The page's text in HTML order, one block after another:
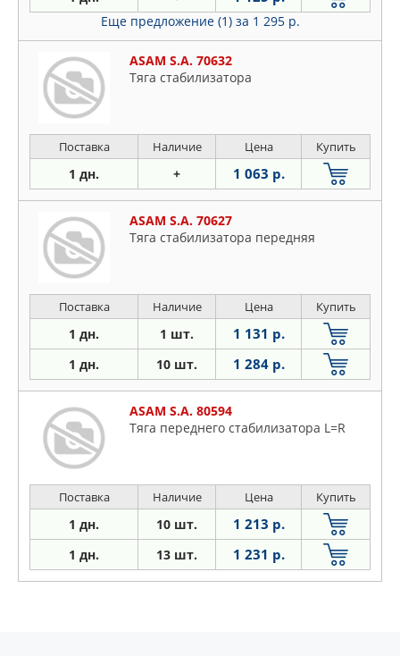
Еще предложение (1) за 1 295 р.
ASAM S.A. 70632
Тяга стабилизатора
Поставка Наличие Цена Купить
1 дн. + 1 063 р.
ASAM S.A. 70627
Тяга стабилизатора передняя
Поставка Наличие Цена Купить
1 дн. 1 шт. 1 131 р.
1 дн. 10 шт. 1 284 р.
ASAM S.A. 80594
Тяга переднего стабилизатора L=R
Поставка Наличие Цена Купить
1 дн. 10 шт. 1 213 р.
1 дн. 13 шт. 1 231 р.